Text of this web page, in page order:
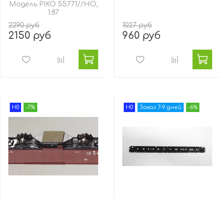
Модель PIKO 55771//HO,
1:87
2290 руб
2150 руб
1027 руб
960 руб
H0 -7% H0 Заказ 7-9 дней -6%